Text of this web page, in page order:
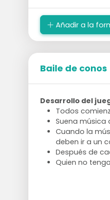
Añadir a la
Baile de conos
Desarrollo del
Todos
Suena música
Cuando la
deben ir a un
Después de
Quien no